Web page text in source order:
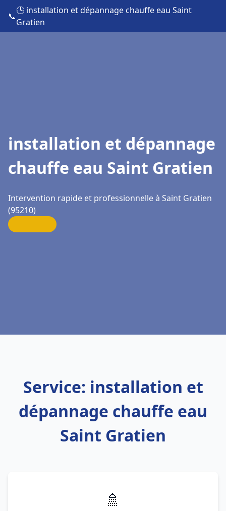
📞
🕒 installation et dépannage chauffe eau Saint
Gratien
installation et dépannage
chauffe eau Saint Gratien
Intervention rapide et professionnelle à Saint Gratien
(95210)
Service: installation et
dépannage chauffe eau
Saint Gratien
🚿